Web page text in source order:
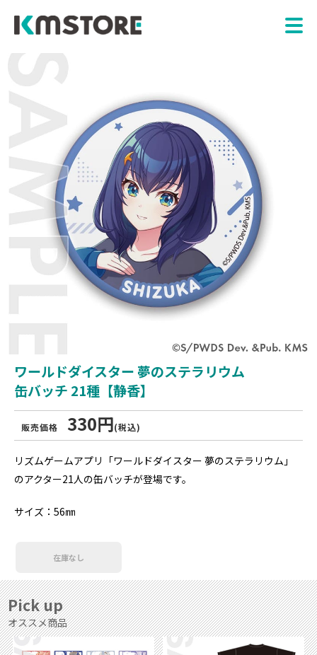
ワールドダイスター 夢のステラリウム
缶バッチ 21種【静香】
販売価格 330円(税込)
リズムゲームアプリ「ワールドダイスター 夢のステラリウム」
のアクター21人の缶バッチが登場です。
サイズ：56㎜
在庫なし
Pick up
オススメ商品